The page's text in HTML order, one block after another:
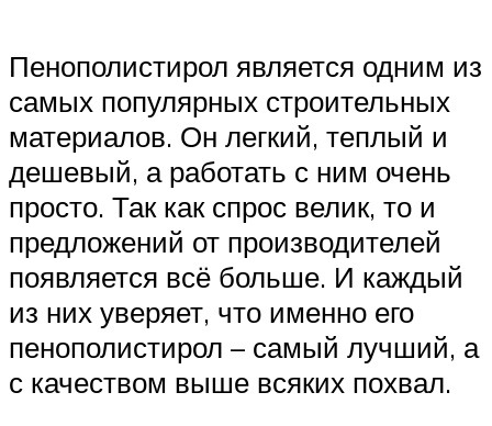
Пенополистирол является одним из
самых популярных строительных
материалов. Он легкий, теплый и
дешевый, а работать с ним очень
просто. Так как спрос велик, то и
предложений от производителей
появляется всё больше. И каждый
из них уверяет, что именно его
пенополистирол – самый лучший, а
с качеством выше всяких похвал.